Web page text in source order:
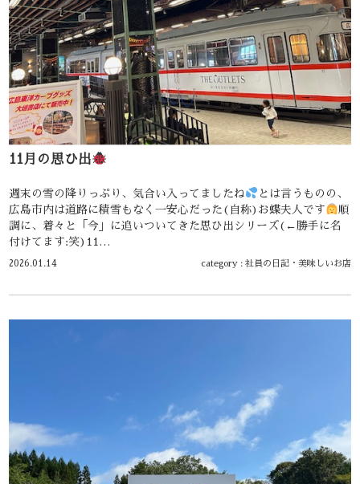
11月の思ひ出
週末の雪の降りっぷり、気合い入ってましたね
とは言うものの、
広島市内は道路に積雪もなく一安心だった(自称)お蝶夫人です
順
調に、着々と「今」に追いついてきた思ひ出シリーズ(←勝手に名
付けてます:笑)11…
2026.01.14 category : 社員の日記・ 美味しいお店